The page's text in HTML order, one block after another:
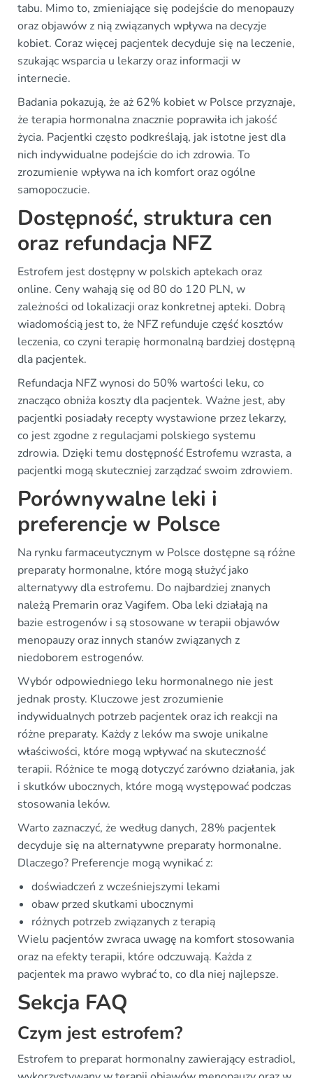
tabu. Mimo to, zmieniające się podejście do menopauzy
oraz objawów z nią związanych wpływa na decyzje
kobiet. Coraz więcej pacjentek decyduje się na leczenie,
szukając wsparcia u lekarzy oraz informacji w
internecie.
Badania pokazują, że aż 62% kobiet w Polsce przyznaje,
że terapia hormonalna znacznie poprawiła ich jakość
życia. Pacjentki często podkreślają, jak istotne jest dla
nich indywidualne podejście do ich zdrowia. To
zrozumienie wpływa na ich komfort oraz ogólne
samopoczucie.
Dostępność, struktura cen
oraz refundacja NFZ
Estrofem jest dostępny w polskich aptekach oraz
online. Ceny wahają się od 80 do 120 PLN, w
zależności od lokalizacji oraz konkretnej apteki. Dobrą
wiadomością jest to, że NFZ refunduje część kosztów
leczenia, co czyni terapię hormonalną bardziej dostępną
dla pacjentek.
Refundacja NFZ wynosi do 50% wartości leku, co
znacząco obniża koszty dla pacjentek. Ważne jest, aby
pacjentki posiadały recepty wystawione przez lekarzy,
co jest zgodne z regulacjami polskiego systemu
zdrowia. Dzięki temu dostępność Estrofemu wzrasta, a
pacjentki mogą skuteczniej zarządzać swoim zdrowiem.
Porównywalne leki i
preferencje w Polsce
Na rynku farmaceutycznym w Polsce dostępne są różne
preparaty hormonalne, które mogą służyć jako
alternatywy dla estrofemu. Do najbardziej znanych
należą Premarin oraz Vagifem. Oba leki działają na
bazie estrogenów i są stosowane w terapii objawów
menopauzy oraz innych stanów związanych z
niedoborem estrogenów.
Wybór odpowiedniego leku hormonalnego nie jest
jednak prosty. Kluczowe jest zrozumienie
indywidualnych potrzeb pacjentek oraz ich reakcji na
różne preparaty. Każdy z leków ma swoje unikalne
właściwości, które mogą wpływać na skuteczność
terapii. Różnice te mogą dotyczyć zarówno działania, jak
i skutków ubocznych, które mogą występować podczas
stosowania leków.
Warto zaznaczyć, że według danych, 28% pacjentek
decyduje się na alternatywne preparaty hormonalne.
Dlaczego? Preferencje mogą wynikać z:
doświadczeń z wcześniejszymi lekami
obaw przed skutkami ubocznymi
różnych potrzeb związanych z terapią
Wielu pacjentów zwraca uwagę na komfort stosowania
oraz na efekty terapii, które odczuwają. Każda z
pacjentek ma prawo wybrać to, co dla niej najlepsze.
Sekcja FAQ
Czym jest estrofem?
Estrofem to preparat hormonalny zawierający estradiol,